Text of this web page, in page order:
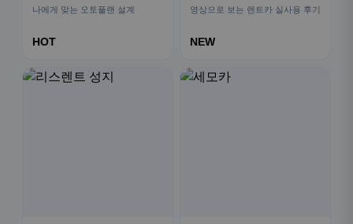
나에게 맞는 오토플랜 설계
HOT
영상으로 보는 렌트카 실사용 후기
NEW